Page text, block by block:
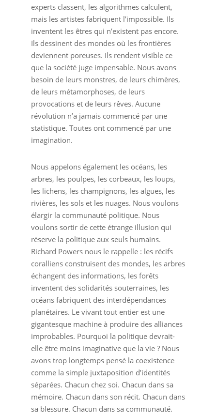
experts classent, les algorithmes calculent,
mais les artistes fabriquent l’impossible. Ils
inventent les êtres qui n’existent pas encore.
Ils dessinent des mondes où les frontières
deviennent poreuses. Ils rendent visible ce
que la société juge impensable. Nous avons
besoin de leurs monstres, de leurs chimères,
de leurs métamorphoses, de leurs
provocations et de leurs rêves. Aucune
révolution n’a jamais commencé par une
statistique. Toutes ont commencé par une
imagination.
Nous appelons également les océans, les
arbres, les poulpes, les corbeaux, les loups,
les lichens, les champignons, les algues, les
rivières, les sols et les nuages. Nous voulons
élargir la communauté politique. Nous
voulons sortir de cette étrange illusion qui
réserve la politique aux seuls humains.
Richard Powers nous le rappelle : les récifs
coralliens construisent des mondes, les arbres
échangent des informations, les forêts
inventent des solidarités souterraines, les
océans fabriquent des interdépendances
planétaires. Le vivant tout entier est une
gigantesque machine à produire des alliances
improbables. Pourquoi la politique devrait-
elle être moins imaginative que la vie ? Nous
avons trop longtemps pensé la coexistence
comme la simple juxtaposition d’identités
séparées. Chacun chez soi. Chacun dans sa
mémoire. Chacun dans son récit. Chacun dans
sa blessure. Chacun dans sa communauté.